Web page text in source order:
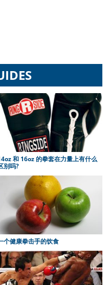
和 16oz 的拳套在力量上有什么
别吗?
个健康拳击手的饮食